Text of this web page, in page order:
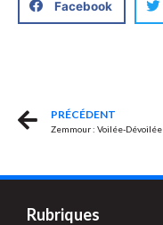
Facebook
PRÉCÉDENT
Zemmour : Voilée-Dévoilée
Rubriques